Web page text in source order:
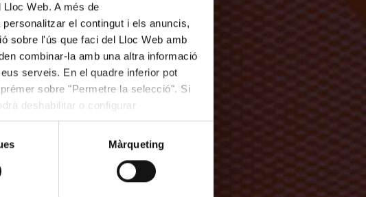
Web. A més de
el contingut i els anuncis,
sobre l'ús que faci del Lloc Web amb
combinar-la amb una altra informació
serveis. En el quadre inferior pot
sobre "Permetre la selecció". Si
deshabilitar o configurar
Màrqueting